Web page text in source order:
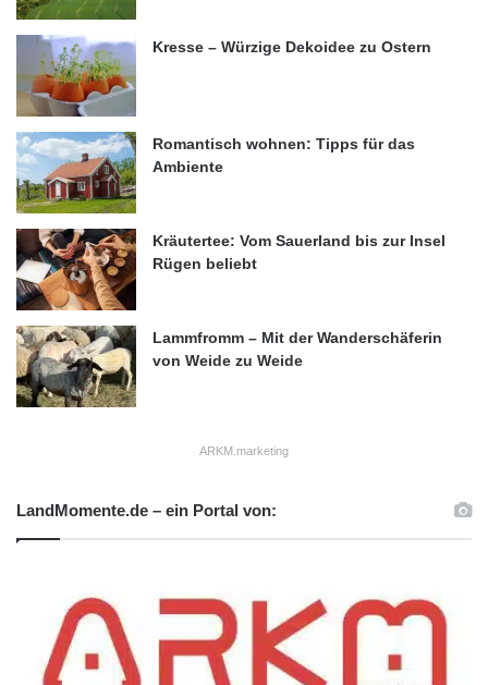
Kresse – Würzige Dekoidee zu Ostern
Romantisch wohnen: Tipps für das
Ambiente
Kräutertee: Vom Sauerland bis zur Insel
Rügen beliebt
Lammfromm – Mit der Wanderschäferin
von Weide zu Weide
ARKM.marketing
LandMomente.de – ein Portal von: